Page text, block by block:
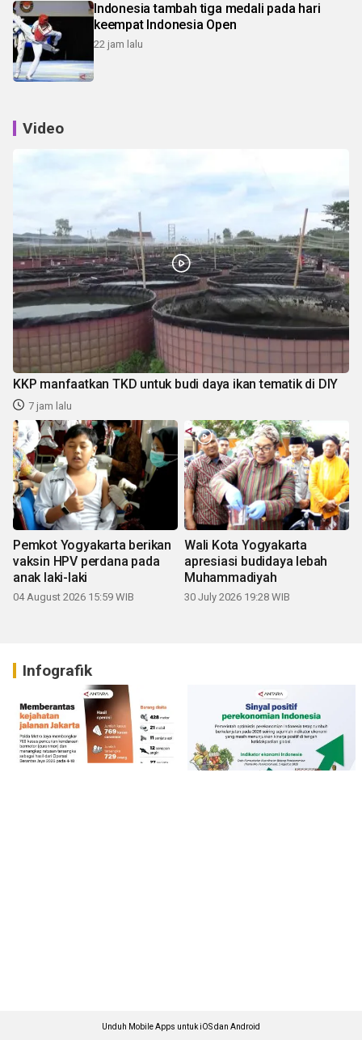
Indonesia tambah tiga medali pada hari
keempat Indonesia Open
22 jam lalu
Video
KKP manfaatkan TKD untuk budi daya ikan tematik di DIY
7 jam lalu
Pemkot Yogyakarta berikan
vaksin HPV perdana pada
anak laki-laki
04 August 2026 15:59 WIB
Wali Kota Yogyakarta
apresiasi budidaya lebah
Muhammadiyah
30 July 2026 19:28 WIB
Infografik
Unduh Mobile Apps untuk iOS dan Android